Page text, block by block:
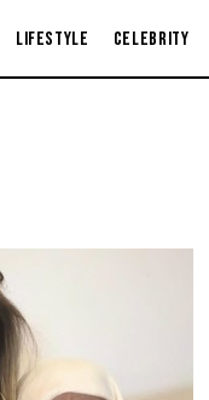
Lifestyle Celebrity